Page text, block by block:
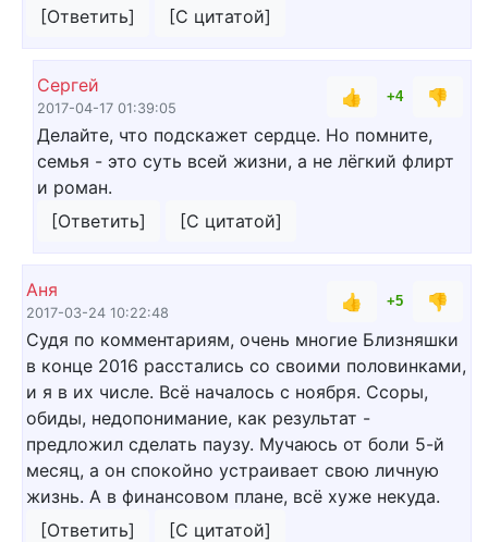
[Ответить]
[С цитатой]
Сергей
2017-04-17 01:39:05
👍 +4
👎
Делайте, что подскажет сердце. Но помните,
семья - это суть всей жизни, а не лёгкий флирт
и роман.
[Ответить]
[С цитатой]
Аня
2017-03-24 10:22:48
👍 +5
👎
Судя по комментариям, очень многие Близняшки
в конце 2016 расстались со своими половинками,
и я в их числе. Всё началось с ноября. Ссоры,
обиды, недопонимание, как результат -
предложил сделать паузу. Мучаюсь от боли 5-й
месяц, а он спокойно устраивает свою личную
жизнь. А в финансовом плане, всё хуже некуда.
[Ответить]
[С цитатой]